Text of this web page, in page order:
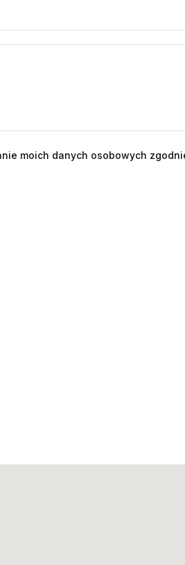
moich danych osobowych